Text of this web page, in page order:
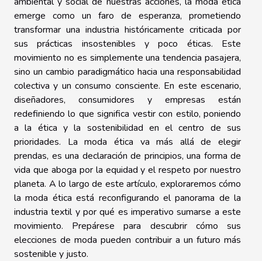
emerge como un faro de esperanza, prometiendo
transformar una industria históricamente criticada por
sus prácticas insostenibles y poco éticas. Este
movimiento no es simplemente una tendencia pasajera,
sino un cambio paradigmático hacia una responsabilidad
colectiva y un consumo consciente. En este escenario,
diseñadores, consumidores y empresas están
redefiniendo lo que significa vestir con estilo, poniendo
a la ética y la sostenibilidad en el centro de sus
prioridades. La moda ética va más allá de elegir
prendas, es una declaración de principios, una forma de
vida que aboga por la equidad y el respeto por nuestro
planeta. A lo largo de este artículo, exploraremos cómo
la moda ética está reconfigurando el panorama de la
industria textil y por qué es imperativo sumarse a este
movimiento. Prepárese para descubrir cómo sus
elecciones de moda pueden contribuir a un futuro más
sostenible y justo.